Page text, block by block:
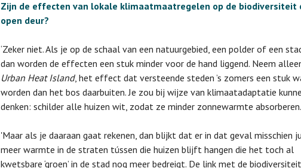
Zijn de effecten van lokale klimaatmaatregelen op de biodiversiteit
open deur?
‘Zeker niet. Als je op de schaal van een natuurgebied, een polder of een
dan worden de effecten een stuk minder voor de hand liggend. Neem
Urban Heat Island, het effect dat versteende steden ’s zomers een stuk
worden dan het bos daarbuiten. Je zou bij wijze van klimaatadaptatie
denken: schilder alle huizen wit, zodat ze minder zonnewarmte
'Maar als je daaraan gaat rekenen, dan blijkt dat er in dat geval misschien
meer warmte in de straten tússen die huizen blijft hangen die het toch al
kwetsbare ‘groen’ in de stad nog meer bedreigt. De link met de